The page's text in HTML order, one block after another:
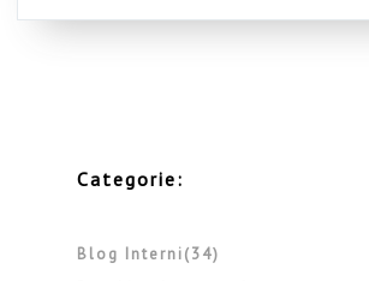
Categorie:
Blog Interni(34)